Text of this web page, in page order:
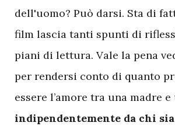
dell'uomo? Può darsi. Sta di
film lascia tanti spunti di
piani di lettura. Vale la pena
per rendersi conto di quanto
essere l’amore tra una madre
indipendentemente da chi